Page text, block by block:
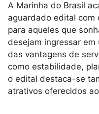
A Marinha do Brasil
aguardado edital com
para aqueles que
desejam ingressar em
das vantagens de
como estabilidade,
o edital destaca-se
atrativos oferecidos